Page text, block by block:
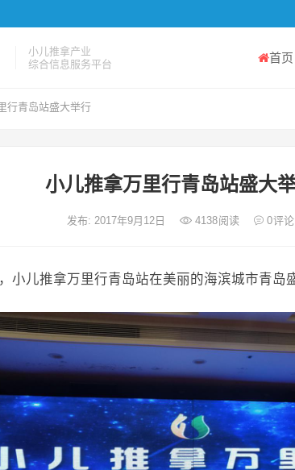
小儿推拿产业
综合信息服务平台
首页
行青岛站盛大举行
小儿推拿万里行青岛站盛大
发布: 2017年9月12日 4138阅读 0评论
小儿推拿万里行青岛站在美丽的海滨城市青岛